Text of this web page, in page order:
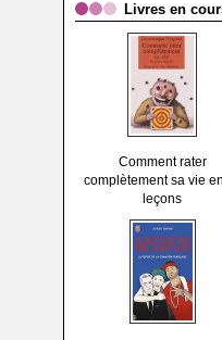
Livres en
Comment rater
complètement sa vie
leçons